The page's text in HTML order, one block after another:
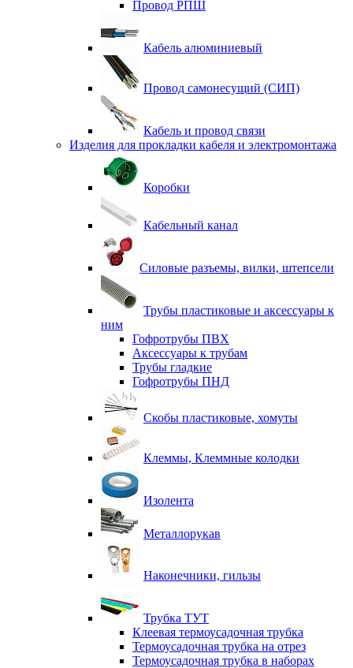
Провод РПШ
Кабель алюминиевый
Провод самонесущий (СИП)
Кабель и провод связи
Изделия для прокладки кабеля и электромонтажа
Коробки
Кабельный канал
Силовые разъемы, вилки, штепсели
Трубы пластиковые и аксессуары к
ним
Гофротрубы ПВХ
Аксессуары к трубам
Трубы гладкие
Гофротрубы ПНД
Скобы пластиковые, хомуты
Клеммы, Клеммные колодки
Изолента
Металлорукав
Наконечники, гильзы
Трубка ТУТ
Клеевая термоусадочная трубка
Термоусадочная трубка на отрез
Термоусадочная трубка в наборах